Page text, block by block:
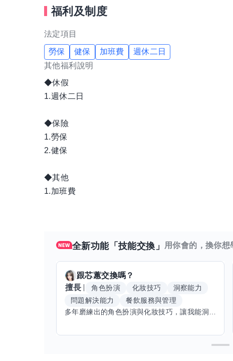
福利及制度
法定項目
勞保 健保 加班費
週休二日
其他福利說明
◆休假
1.週休二日
◆保險
1.勞保
2.健保
◆其他
1.加班費
全新功能「技能交換」 用你會的，換你想
跟芯蕙交換嗎？
擅長
角色扮演 化妝技巧
洞察能力
問題解決能力
餐飲服務與管理